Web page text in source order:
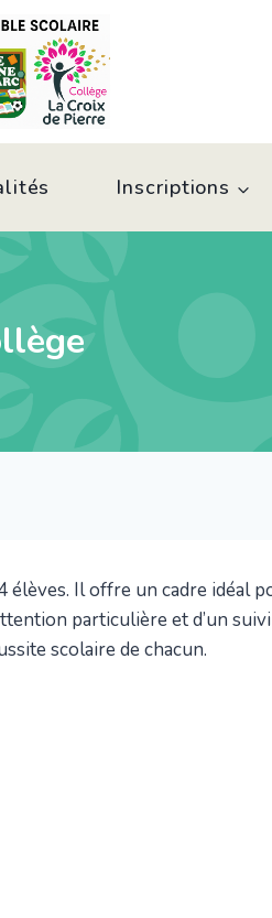
Inscriptions
Il offre un cadre idéal
particulière et d’un
scolaire de chacun.